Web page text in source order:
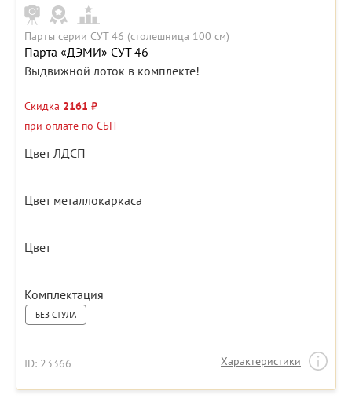
Парты серии СУТ 46 (столешница 100 см)
Парта «ДЭМИ» СУТ 46
Выдвижной лоток в комплекте!
Скидка 2161 ₽
при оплате по СБП
Цвет ЛДСП
Цвет металлокаркаса
Цвет
Комплектация
БЕЗ СТУЛА
ID: 23366 Характеристики